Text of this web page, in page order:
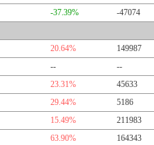
-37.39% -47074
20.64% 149987
-- --
23.31% 45633
29.44% 5186
15.49% 211983
63.90% 164343